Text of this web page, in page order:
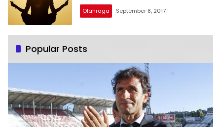
Olahraga September 8, 2017
Popular Posts